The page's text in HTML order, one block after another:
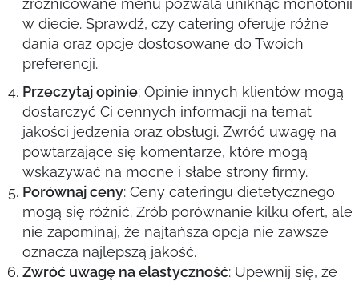
zróżnicowane menu pozwala uniknąć monotonii
w diecie. Sprawdź, czy catering oferuje różne
dania oraz opcje dostosowane do Twoich
preferencji.
Przeczytaj opinie: Opinie innych klientów mogą
dostarczyć Ci cennych informacji na temat
jakości jedzenia oraz obsługi. Zwróć uwagę na
powtarzające się komentarze, które mogą
wskazywać na mocne i słabe strony firmy.
Porównaj ceny: Ceny cateringu dietetycznego
mogą się różnić. Zrób porównanie kilku ofert, ale
nie zapominaj, że najtańsza opcja nie zawsze
oznacza najlepszą jakość.
Zwróć uwagę na elastyczność: Upewnij się, że